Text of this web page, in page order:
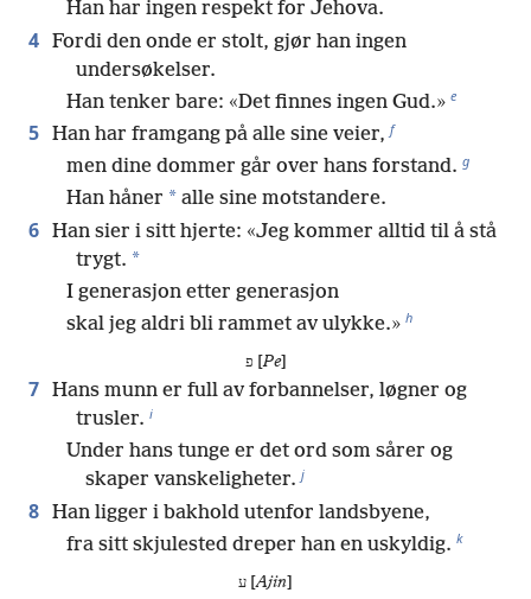
Han har ingen respekt for Jehova.
4 Fordi den onde er stolt, gjør han ingen
undersøkelser.
Han tenker bare: «Det finnes ingen Gud.» e
5 Han har framgang på alle sine veier, f
men dine dommer går over hans forstand. g
Han håner * alle sine motstandere.
6 Han sier i sitt hjerte: «Jeg kommer alltid til å stå
trygt. *
I generasjon etter generasjon
skal jeg aldri bli rammet av ulykke.» h
פ [Pe]
7 Hans munn er full av forbannelser, løgner og
trusler. i
Under hans tunge er det ord som sårer og
skaper vanskeligheter. j
8 Han ligger i bakhold utenfor landsbyene,
fra sitt skjulested dreper han en uskyldig. k
ע [Ajin]